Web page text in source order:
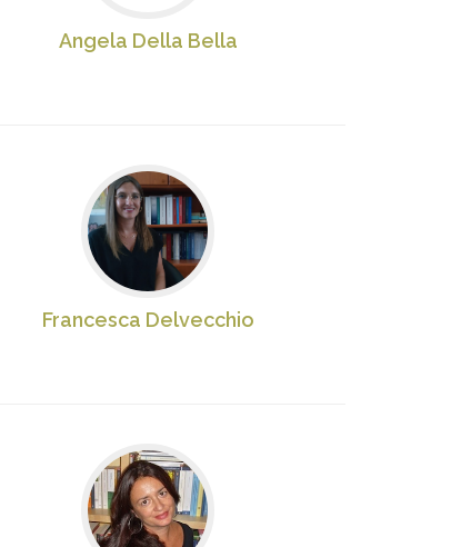
Angela Della Bella
Francesca Delvecchio